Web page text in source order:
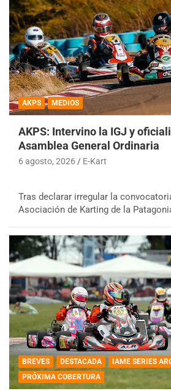
AKPS MEDIOS
AKPS: Intervino la IGJ y
Asamblea General Ordinaria
6 agosto, 2026 E-Kart
Tras declarar irregular la
Asociación de Karting de la
BREVES DESTACADA
IAME SERIES
PRÓXIMA COBERTURA